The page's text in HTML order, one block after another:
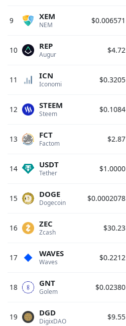
9 NEM
XEM $0.006571
10 Augur
REP $4.72
11 Iconomi
ICN $0.3205
12 Steem
STEEM $0.1084
13 Factom
FCT $2.87
14 Tether
USDT $1.0000
15 Dogecoin
DOGE $0.0002078
16 Zcash
ZEC $30.23
17 Waves
WAVES $0.2212
18 Golem
GNT $0.02380
19 DigixDAO
DGD $9.55